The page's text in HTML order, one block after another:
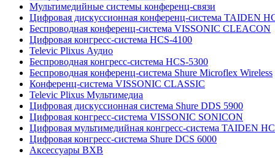
Мультимедийные системы конференц-связи
Цифровая дискуссионная конференц-система TAIDEN
Беспроводная конференц-система VISSONIC CLEACON
Цифровая конгресс-система HCS-4100
Televic Plixus Аудио
Беспроводная конгресс-система HCS-5300
Беспроводная конференц-система Shure Microflex Wireless
Конференц-система VISSONIC CLASSIC
Televic Plixus Мультимедиа
Цифровая дискуссионная система Shure DDS 5900
Цифровая конгресс-система VISSONIC SONICON
Цифровая мультимедийная конгресс-система TAIDEN
Цифровая конгресс-система Shure DCS 6000
Аксессуары BXB